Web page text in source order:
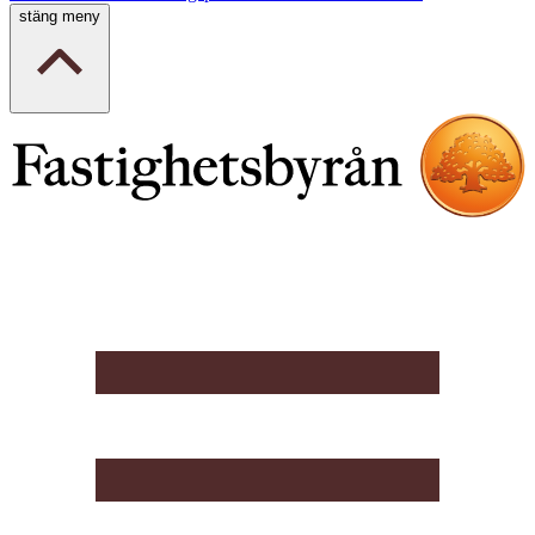
stäng meny